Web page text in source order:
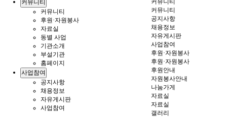
커뮤니티
커뮤니티
공지사항
채용정보
자유게시판
사업참여
후원·자원봉사
후원·자원봉사
후원안내
자원봉사안내
나눔가게
자료실
자료실
갤러리
커뮤니티
커뮤니티
후원·자원봉사
자료실
동별 사업
기관소개
부설기관
홈페이지
사업참여
공지사항
채용정보
자유게시판
사업참여